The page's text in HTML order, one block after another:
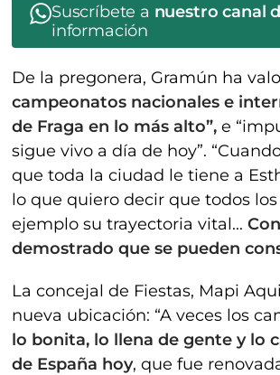
Suscríbete a nuestro canal
información
De la pregonera, Gramún ha
campeonatos nacionales e
de Fraga en lo más alto”, e
sigue vivo a día de hoy”.
que toda la ciudad le tiene a
lo que quiero decir que todos
ejemplo su trayectoria vital...
demostrado que se pueden
La concejal de Fiestas, Mapi
nueva ubicación: “A veces los
lo bonita, lo llena de gente y lo
de España hoy, que fue